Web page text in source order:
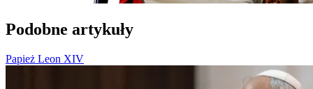
Podobne artykuły
Papież Leon XIV